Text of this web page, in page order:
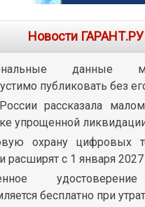
Новости ГАРАНТ.РУ
данные
публиковать без
рассказала
упрощенной
охрану цифровых
расширят с 1 января 2027
бесплатно при